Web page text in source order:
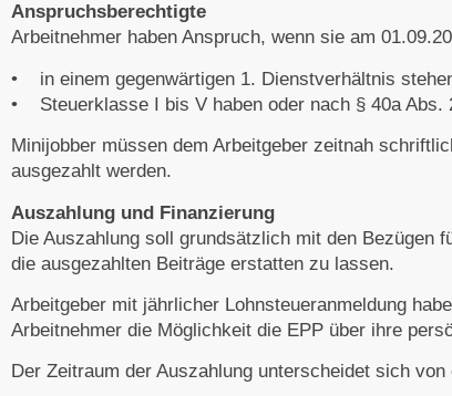
Anspruchsberechtigte
Arbeitnehmer haben Anspruch, wenn sie am
• in einem gegenwärtigen 1. Dienstverhältnis
• Steuerklasse I bis V haben oder nach § 40a Abs.
Minijobber müssen dem Arbeitgeber zeitnah
ausgezahlt werden.
Auszahlung und Finanzierung
Die Auszahlung soll grundsätzlich mit den Bezügen
die ausgezahlten Beiträge erstatten zu lassen.
Arbeitgeber mit jährlicher Lohnsteueranmeldung
Arbeitnehmer die Möglichkeit die EPP über ihre
Der Zeitraum der Auszahlung unterscheidet sich